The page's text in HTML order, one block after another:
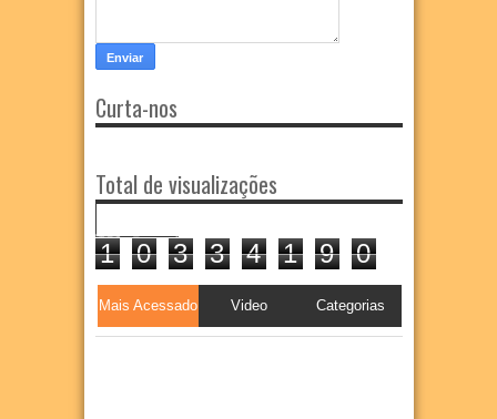
Curta-nos
Total de visualizações
1 0 3 3 4 1 9 0
Mais Acessado Video Categorias